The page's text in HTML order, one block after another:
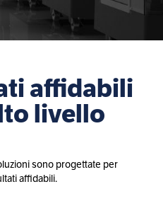
affidabili
livello
sono progettate per
affidabili.